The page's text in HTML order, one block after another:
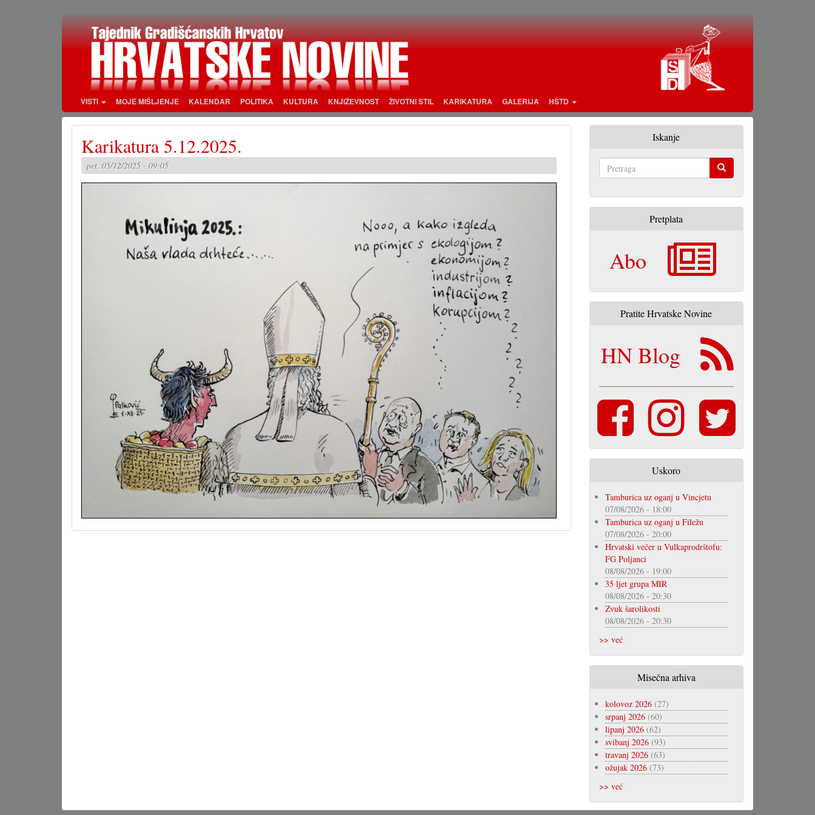
VISTI MOJE MIŠLJENJE KALENDAR POLITIKA KULTURA KNJIŽEVNOST ŽIVOTNI STIL KARIKATURA GALERIJA HŠTD
Karikatura 5.12.2025.
pet, 05/12/2025 - 09:05
Iskanje
Pretplata
Abo
Pratite Hrvatske Novine
HN Blog
Uskoro
Tamburica uz oganj u Vincjetu
07/08/2026 - 18:00
Tamburica uz oganj u Filežu
07/08/2026 - 20:00
Hrvatski večer u Vulkaprodrštofu:
FG Poljanci
08/08/2026 - 19:00
35 ljet grupa MIR
08/08/2026 - 20:30
Zvuk šarolikosti
08/08/2026 - 20:30
>> već
Misečna arhiva
kolovoz 2026(27)
srpanj 2026(60)
lipanj 2026(62)
svibanj 2026(93)
travanj 2026(63)
ožujak 2026(73)
>> već